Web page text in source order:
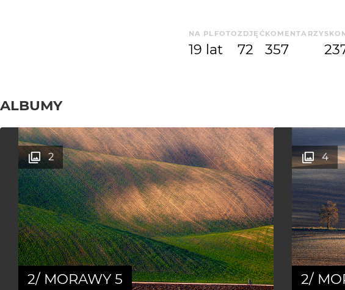
NA PLFOTO
19 lat
ZDJĘĆ
72
KOMENTARZY
357
ALBUMY
2
2/ MORAWY 5
4
2/